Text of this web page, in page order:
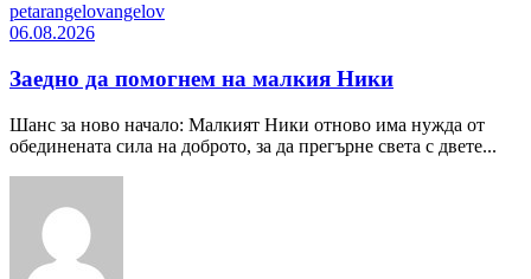
petarangelovangelov
06.08.2026
Заедно да помогнем на малкия Ники
Шанс за ново начало: Малкият Ники отново има нужда от
обединената сила на доброто, за да прегърне света с двете...